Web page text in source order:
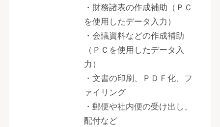
・財務諸表の作成補助（ＰＣ
を使用したデータ入力）
・会議資料などの作成補助
（ＰＣを使用したデータ入
力）
・文書の印刷、ＰＤＦ化、フ
ァイリング
・郵便や社内便の受け出し、
配付など